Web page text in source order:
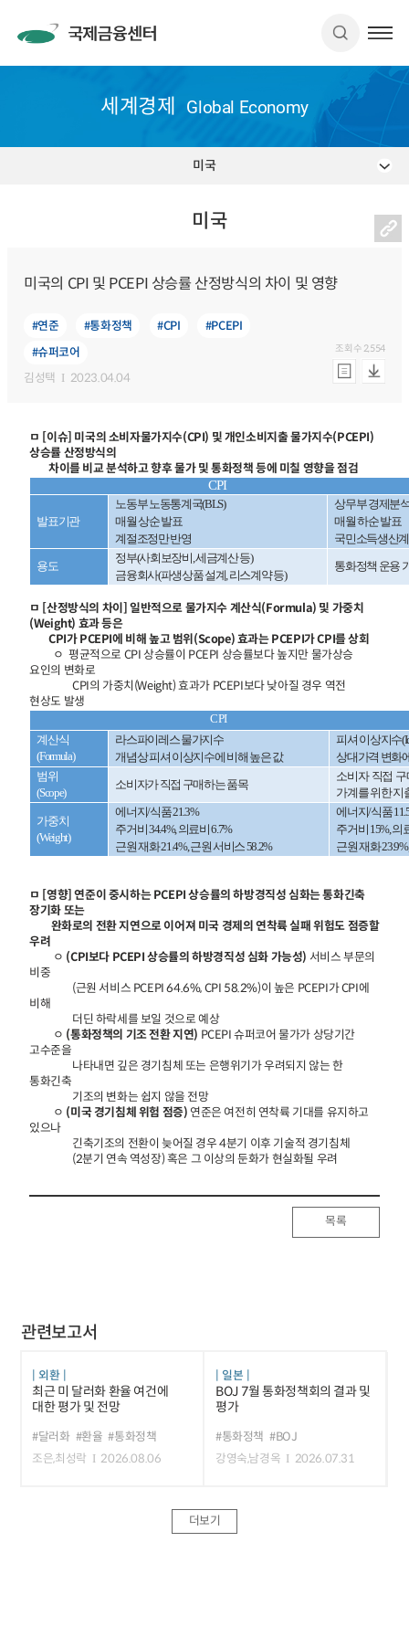
세계경제 Global Economy
미국
미국
미국의 CPI 및 PCEPI 상승률 산정방식의 차이 및 영향
#연준 #통화정책 #CPI
#PCEPI
#슈퍼코어
김성택
2023.04.04
조회수 2,554
ㅁ [이슈] 미국의 소비자물가지수(CPI) 및 개인소비지출 물가지수(PCEPI)
상승률 산정방식의
차이를 비교 분석하고 향후 물가 및 통화정책 등에 미칠 영향을 점검
CPI
발표기관
노동부 노동통계국(BLS)
매월 상순 발표
계절조정만 반영
상무부 경제분
매월 하순 발표
국민소득생산
용도
정부(사회보장비, 세금계산 등)
금융회사(파생상품 설계, 리스계약 등)
통화정책 운용
ㅁ [산정방식의 차이] 일반적으로 물가지수 계산식(Formula) 및 가중치
(Weight) 효과 등은
CPI가 PCEPI에 비해 높고 범위(Scope) 효과는 PCEPI가 CPI를 상회
ㅇ 평균적으로 CPI 상승률이 PCEPI 상승률보다 높지만 물가상승
요인의 변화로
CPI의 가중치(Weight) 효과가 PCEPI보다 낮아질 경우 역전
현상도 발생
CPI
계산식
(Formula)
라스파이레스 물가지수
개념상 피셔 이상지수에 비해 높은 값
피셔 이상지수
상대가격 변화
범위
(Scope)
소비자가 직접 구매하는 품목
소비자 직접
가계를 위한 지
가중치
(Weight)
에너지/식품 21.3%
주거비 34.4%, 의료비 6.7%
근원 재화 21.4%, 근원 서비스 58.2%
에너지/식품
주거비 15%, 의
근원 재화
ㅁ [영향] 연준이 중시하는 PCEPI 상승률의 하방경직성 심화는 통화긴축
장기화 또는
완화로의 전환 지연으로 이어져 미국 경제의 연착륙 실패 위험도 점증할
우려
ㅇ (CPI보다 PCEPI 상승률의 하방경직성 심화 가능성) 서비스 부문의
비중
(근원 서비스 PCEPI 64.6%, CPI 58.2%)이 높은 PCEPI가 CPI에
비해
더딘 하락세를 보일 것으로 예상
ㅇ (통화정책의 기조 전환 지연) PCEPI 슈퍼코어 물가가 상당기간
고수준을
나타내면 깊은 경기침체 또는 은행위기가 우려되지 않는 한
통화긴축
기조의 변화는 쉽지 않을 전망
ㅇ (미국 경기침체 위험 점증) 연준은 여전히 연착륙 기대를 유지하고
있으나
긴축기조의 전환이 늦어질 경우 4분기 이후 기술적 경기침체
(2분기 연속 역성장) 혹은 그 이상의 둔화가 현실화될 우려
목록
관련보고서
외환
최근 미 달러화 환율 여건에
대한 평가 및 전망
#달러화 #환율 #통화정책
조은,최성락
2026.08.06
일본
BOJ 7월 통화정책회의 결과 및
평가
#통화정책 #BOJ
강영숙,남경옥
2026.07.31
더보기